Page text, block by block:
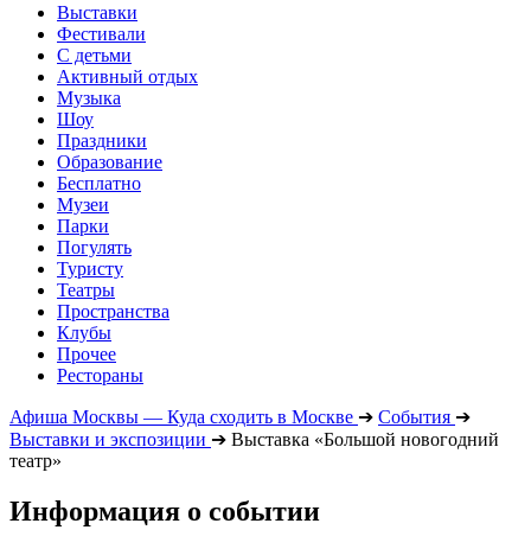
Выставки
Фестивали
С детьми
Активный отдых
Музыка
Шоу
Праздники
Образование
Бесплатно
Музеи
Парки
Погулять
Туристу
Театры
Пространства
Клубы
Прочее
Рестораны
Афиша Москвы — Куда сходить в Москве ➔ События ➔
Выставки и экспозиции ➔ Выставка «Большой новогодний
театр»
Информация о событии